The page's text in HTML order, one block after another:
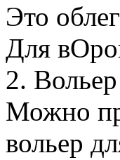
Это
Для
2. Вольер
Можно
вольер